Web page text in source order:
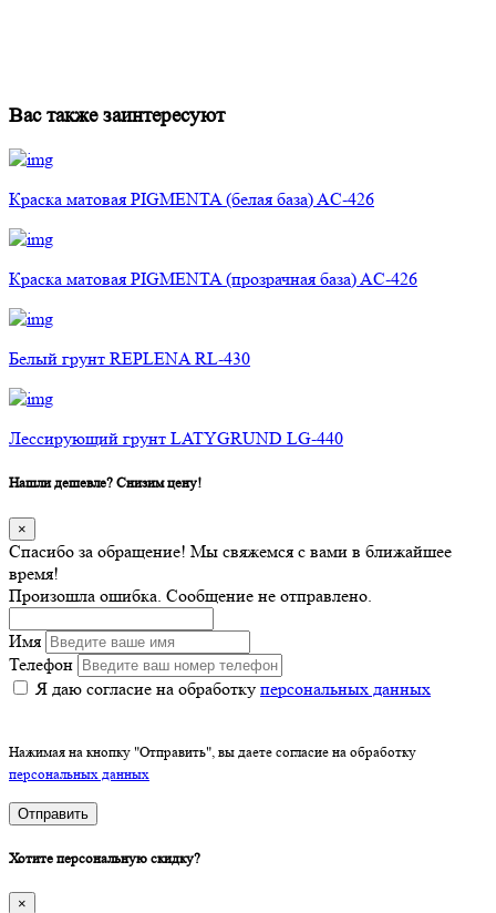
Вас также заинтересуют
Краска матовая PIGMENTA (белая база) AC-426
Краска матовая PIGMENTA (прозрачная база) AC-426
Белый грунт REPLENA RL-430
Лессирующий грунт LATYGRUND LG-440
Нашли дешевле? Снизим цену!
×
Спасибо за обращение! Мы свяжемся с вами в ближайшее
время!
Произошла ошибка. Сообщение не отправлено.
Имя
Телефон
Я даю согласие на обработку персональных данных
Нажимая на кнопку "Отправить", вы даете согласие на обработку
персональных данных
Отправить
Хотите персональную скидку?
×